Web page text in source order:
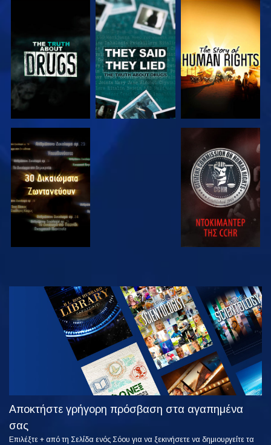
ΠΑΡΑΚΟΛΟΥΘΗΣΤΕ ΠΑΡΑΚΟΛΟΥΘΗΣΤΕ ΠΑΡΑΚΟΛΟΥΘΗΣΤΕ
ΠΑΡΑΚΟΛΟΥΘΗΣΤΕ ΠΑΡΑΚΟΛΟΥΘΗΣΤΕ
ΠΑΡΑΚΟΛΟΥΘΗΣΤΕ
ΕΞΕΡΕΥΝΗΣΤΕ
ΤΗ ΣΕΙΡΑ
Αποκτήστε γρήγορη πρόσβαση στα αγαπημένα
σας
Επιλέξτε + από τη Σελίδα ενός Σόου για να ξεκινήσετε να δημιουργείτε τα